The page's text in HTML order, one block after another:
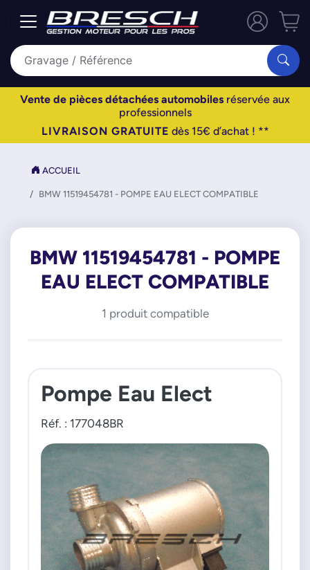
Vente de pièces détachées automobiles réservée aux
professionnels
LIVRAISON GRATUITE dès 15€ d’achat ! **
ACCUEIL
BMW 11519454781 - POMPE EAU ELECT COMPATIBLE
BMW 11519454781 - POMPE
EAU ELECT COMPATIBLE
1 produit compatible
Pompe Eau Elect
Réf. : 177048BR